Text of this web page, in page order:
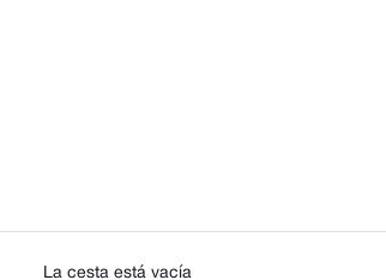
La cesta está vacía